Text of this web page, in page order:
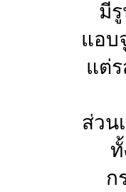
มี
แอบ
แต่
ส่วน
ก